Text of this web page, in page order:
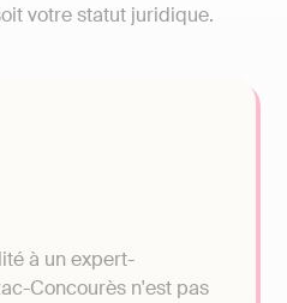
votre statut juridique.
à un expert-
Concourès n'est pas